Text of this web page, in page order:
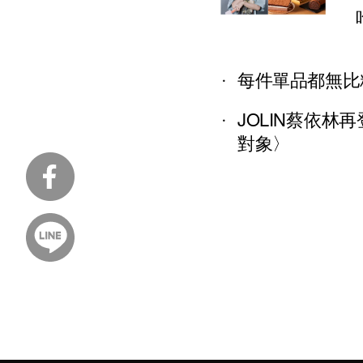
每件單品都無
JOLIN蔡依林
對象〉